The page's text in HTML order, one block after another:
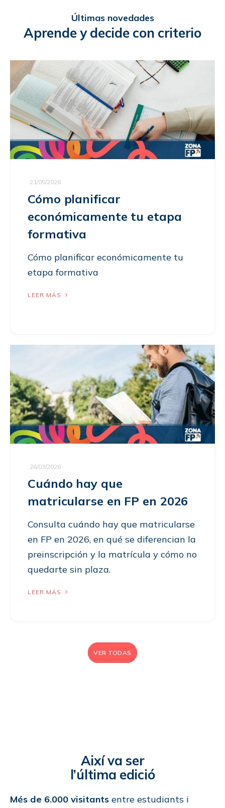
Últimas novedades
Aprende y decide con criterio
21/05/2026
Cómo planificar
económicamente tu etapa
formativa
Cómo planificar económicamente tu
etapa formativa
LEER MÁS
26/03/2026
Cuándo hay que
matricularse en FP en 2026
Consulta cuándo hay que matricularse
en FP en 2026, en qué se diferencian la
preinscripción y la matrícula y cómo no
quedarte sin plaza.
LEER MÁS
VER TODAS
Així va ser
l’última edició
Més de 6.000 visitants entre estudiants i